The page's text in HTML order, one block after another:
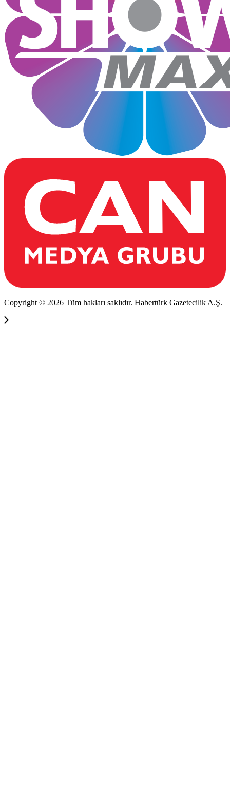
Copyright © 2026 Tüm hakları saklıdır. Habertürk Gazetecilik A.Ş.